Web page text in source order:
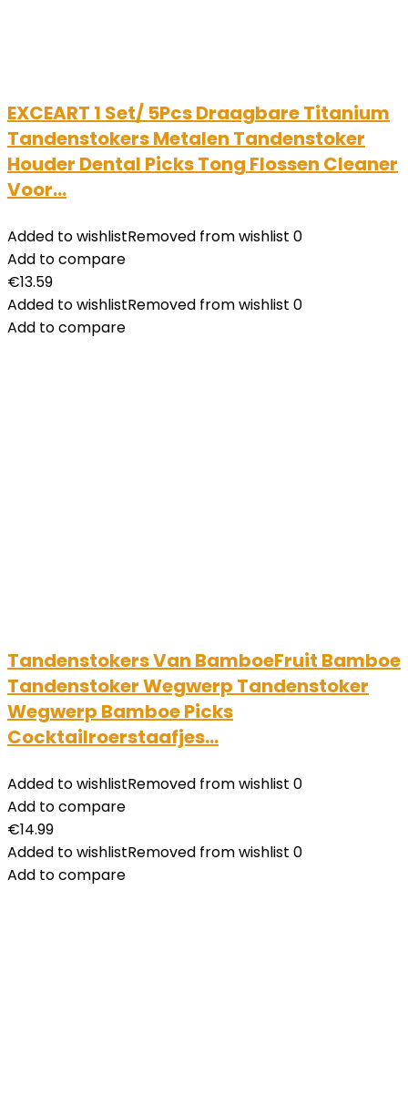
EXCEART 1 Set/ 5Pcs Draagbare Titanium
Tandenstokers Metalen Tandenstoker
Houder Dental Picks Tong Flossen Cleaner
Voor…
Added to wishlistRemoved from wishlist 0
Add to compare
€13.59
Added to wishlistRemoved from wishlist 0
Add to compare
Tandenstokers Van BamboeFruit Bamboe
Tandenstoker Wegwerp Tandenstoker
Wegwerp Bamboe Picks
Cocktailroerstaafjes…
Added to wishlistRemoved from wishlist 0
Add to compare
€14.99
Added to wishlistRemoved from wishlist 0
Add to compare